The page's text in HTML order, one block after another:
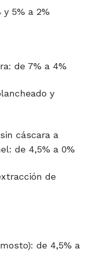
5% a 2%
de 7% a 4%
y
cáscara a
de 4,5% a 0%
de
de 4,5% a